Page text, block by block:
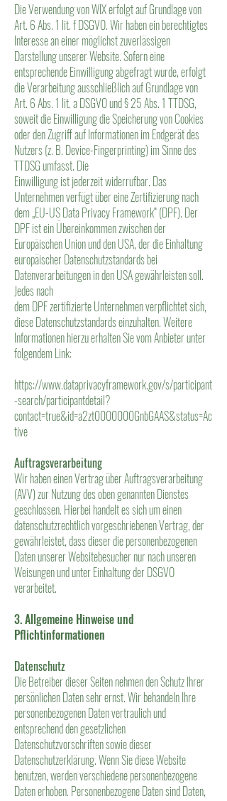
Die Verwendung von WIX erfolgt auf Grundlage von
Art. 6 Abs. 1 lit. f DSGVO. Wir haben ein berechtigtes
Interesse an einer möglichst zuverlässigen
Darstellung unserer Website. Sofern eine
entsprechende Einwilligung abgefragt wurde, erfolgt
die Verarbeitung ausschließlich auf Grundlage von
Art. 6 Abs. 1 lit. a DSGVO und § 25 Abs. 1 TTDSG,
soweit die Einwilligung die Speicherung von Cookies
oder den Zugriff auf Informationen im Endgerät des
Nutzers (z. B. Device-Fingerprinting) im Sinne des
TTDSG umfasst. Die
Einwilligung ist jederzeit widerrufbar. Das
Unternehmen verfügt über eine Zertifizierung nach
dem „EU-US Data Privacy Framework“ (DPF). Der
DPF ist ein Übereinkommen zwischen der
Europäischen Union und den USA, der die Einhaltung
europäischer Datenschutzstandards bei
Datenverarbeitungen in den USA gewährleisten soll.
Jedes nach
dem DPF zertifizierte Unternehmen verpflichtet sich,
diese Datenschutzstandards einzuhalten. Weitere
Informationen hierzu erhalten Sie vom Anbieter unter
folgendem Link:
https://www.dataprivacyframework.gov/s/participant
-search/participantdetail?
contact=true&id=a2zt0000000GnbGAAS&status=Ac
tive
Auftragsverarbeitung
Wir haben einen Vertrag über Auftragsverarbeitung
(AVV) zur Nutzung des oben genannten Dienstes
geschlossen. Hierbei handelt es sich um einen
datenschutzrechtlich vorgeschriebenen Vertrag, der
gewährleistet, dass dieser die personenbezogenen
Daten unserer Websitebesucher nur nach unseren
Weisungen und unter Einhaltung der DSGVO
verarbeitet.
3. Allgemeine Hinweise und
Pflichtinformationen
Datenschutz
Die Betreiber dieser Seiten nehmen den Schutz Ihrer
persönlichen Daten sehr ernst. Wir behandeln Ihre
personenbezogenen Daten vertraulich und
entsprechend den gesetzlichen
Datenschutzvorschriften sowie dieser
Datenschutzerklärung. Wenn Sie diese Website
benutzen, werden verschiedene personenbezogene
Daten erhoben. Personenbezogene Daten sind Daten,